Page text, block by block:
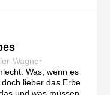
Wagner
Was, wenn es
lieber das Erbe